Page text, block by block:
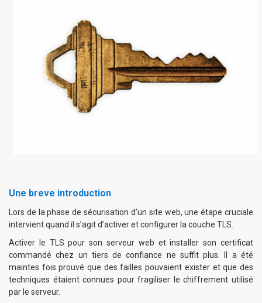
Une breve introduction
Lors de la phase de sécurisation d’un site web, une étape cruciale
intervient quand il s’agit d’activer et configurer la couche TLS.
Activer le TLS pour son serveur web et installer son certificat
commandé chez un tiers de confiance ne suffit plus. Il a été
maintes fois prouvé que des failles pouvaient exister et que des
techniques étaient connues pour fragiliser le chiffrement utilisé
par le serveur.